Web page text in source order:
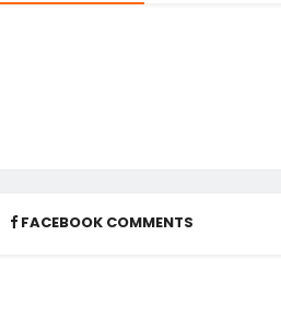
FACEBOOK COMMENTS